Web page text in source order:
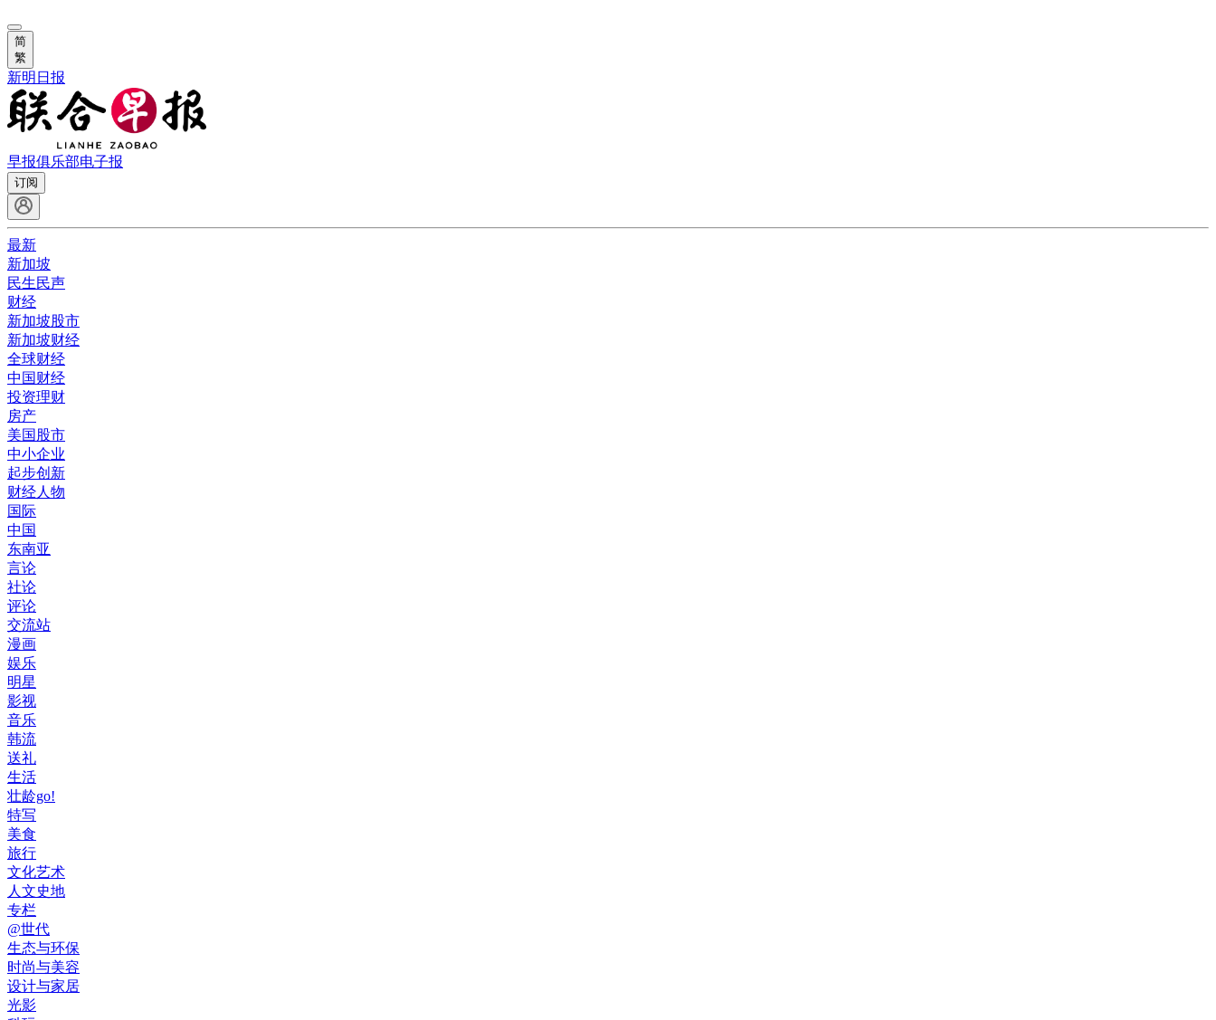
简
繁
新明日报
早报俱乐部电子报
订阅
最新
新加坡
民生民声
财经
新加坡股市
新加坡财经
全球财经
中国财经
投资理财
房产
美国股市
中小企业
起步创新
财经人物
国际
中国
东南亚
言论
社论
评论
交流站
漫画
娱乐
明星
影视
音乐
韩流
送礼
生活
壮龄go!
特写
美食
旅行
文化艺术
人文史地
专栏
@世代
生态与环保
时尚与美容
设计与家居
光影